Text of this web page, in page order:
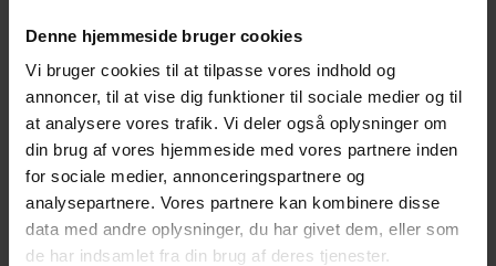
Denne hjemmeside bruger cookies
Vi bruger cookies til at tilpasse vores indhold og
annoncer, til at vise dig funktioner til sociale medier og til
at analysere vores trafik. Vi deler også oplysninger om
din brug af vores hjemmeside med vores partnere inden
for sociale medier, annonceringspartnere og
analysepartnere. Vores partnere kan kombinere disse
data med andre oplysninger, du har givet dem, eller som
de har indsamlet fra din brug af deres tjenester.
Leonora
Tilia
Tynn Silk Mohair
Se alle Mohair
angora
Bella
Bella Color
Desiderio
Filnovo
Mulberry Silk
Leonora